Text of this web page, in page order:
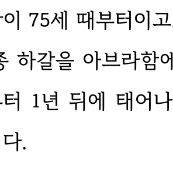
75세 때부터이
하갈을 아브라함
1년 뒤에 태어
.